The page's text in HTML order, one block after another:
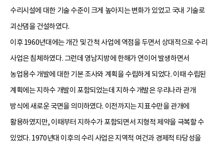
수리시설에 대한 기술 수준이 크게 높아지는 변화가 있었고 국내 기술로
괴산댐을 건설하였다.
이후 1960년대에는 개간 및 간척 사업에 역점을 두면서 상대적으로 수리
사업은 침체하였다. 그런데 영남지방에 한해가 연이어 발생하면서
농업용수 개발에 대한 기본 조사와 계획을 수립하게 되었다. 이때 수립된
계획에는 지하수 개발이 포함되었는데 지하수 개발은 우리나라 관개
방식에 새로운 국면을 의미하였다. 이전까지는 지표수만을 관개에
활용하였지만, 이때부터 지하수가 포함되면서 지형적 제약을 극복할 수
있었다. 1970년대 이후의 수리 사업은 지역적 여건과 경제적 타당성을